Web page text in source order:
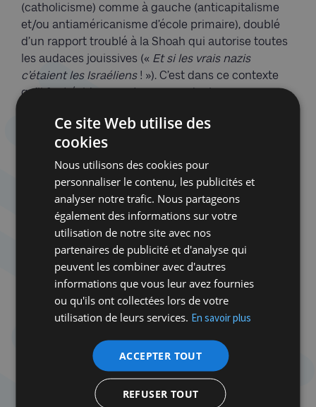
(catholicisme) comme à gauche (anticapitalisme
et/ou antiaméricanisme d’école primaire), doublé
d’un rapport troublé à la Shoah qui autorise toutes
les audaces jouissives (« Et si les vrais nazis
c’étaient les Israéliens! »). C’est dans ce contexte
qu’il faut évidemment comprendre les remarques
l’Evêque d’Anvers, Johan Bonny à «ses amis juifs
pas de résistance
Pour résumer, que puis-je dire ? Votre résolution et
plus encore vos amendements qui posent Israël (et
Israël seulement) en modèle d’exécration sont
d’autant plus pernicieux qu’ils sont porteurs de
menaces délétères. Pour la Belgique et aussi pour
Israël. Pour la Belgique, nul besoin de vous faire un
dessin sur le climat l’hystérisation du conflit. Les
comparaisons avec le nazisme font aujourd’hui
florès. Un Everest de bêtise ! Oui, je suis mortifié par
l’être ? Oui, Gaza a été une prison à ciel, mais dont
le Hamas avait les clefs. Les Gazaouis sont les
otages d’un mouvement antisémite. Comme vous
le savez, sa charte amendée en 2018 faisait
Ce site Web utilise des
cookies
Nous utilisons des cookies pour
personnaliser le contenu, les publicités et
analyser notre trafic. Nous partageons
également des informations sur votre
utilisation de notre site avec nos
partenaires de publicité et d'analyse qui
peuvent les combiner avec d'autres
informations que vous leur avez fournies
ou qu'ils ont collectées lors de votre
utilisation de leurs services. En savoir plus
ACCEPTER TOUT
REFUSER TOUT